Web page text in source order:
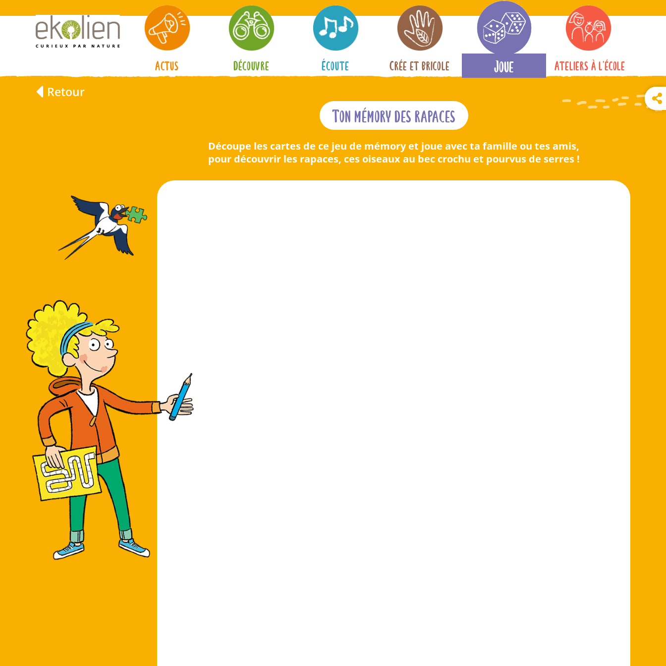
Actus Découvre Écoute Crée et bricole Joue Ateliers à l’école
Retour
Ton mémory des rapaces
Découpe les cartes de ce jeu de mémory et joue avec ta famille ou tes amis,
pour découvrir les rapaces, ces oiseaux au bec crochu et pourvus de serres !